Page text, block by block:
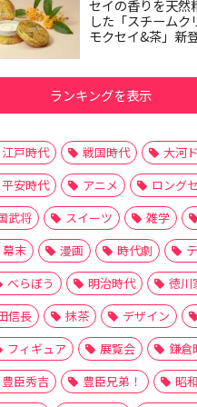
セイの香りを天然
した「スチームク
モクセイ&茶」新
ランキングを表示
江戸時代 戦国時代
大河
平安時代
アニメ
ロング
武将
スイーツ 雑学
幕末
漫画 時代劇
べらぼう
明治時代
徳川
信長
抹茶 デザイン
フィギュア
展覧会
鎌倉
豊臣秀吉
豊臣兄弟！
昭